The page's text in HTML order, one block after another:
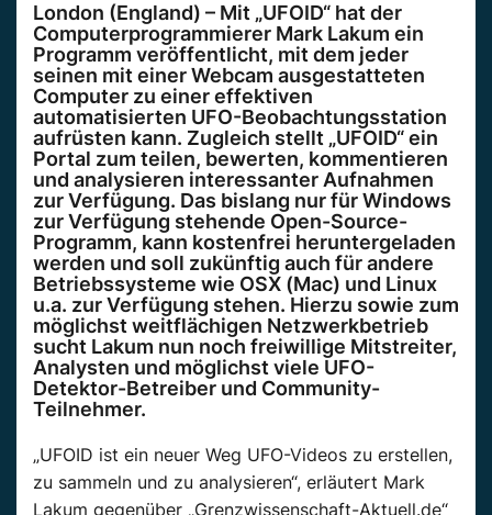
London (England) – Mit „UFOID“ hat der
Computerprogrammierer Mark Lakum ein
Programm veröffentlicht, mit dem jeder
seinen mit einer Webcam ausgestatteten
Computer zu einer effektiven
automatisierten UFO-Beobachtungsstation
aufrüsten kann. Zugleich stellt „UFOID“ ein
Portal zum teilen, bewerten, kommentieren
und analysieren interessanter Aufnahmen
zur Verfügung. Das bislang nur für Windows
zur Verfügung stehende Open-Source-
Programm, kann kostenfrei heruntergeladen
werden und soll zukünftig auch für andere
Betriebssysteme wie OSX (Mac) und Linux
u.a. zur Verfügung stehen. Hierzu sowie zum
möglichst weitflächigen Netzwerkbetrieb
sucht Lakum nun noch freiwillige Mitstreiter,
Analysten und möglichst viele UFO-
Detektor-Betreiber und Community-
Teilnehmer.
„UFOID ist ein neuer Weg UFO-Videos zu erstellen,
zu sammeln und zu analysieren“, erläutert Mark
Lakum gegenüber „Grenzwissenschaft-Aktuell.de“